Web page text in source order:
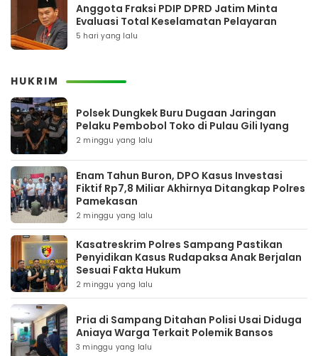
Anggota Fraksi PDIP DPRD Jatim Minta
Evaluasi Total Keselamatan Pelayaran
5 hari yang lalu
HUKRIM
Polsek Dungkek Buru Dugaan Jaringan
Pelaku Pembobol Toko di Pulau Gili Iyang
2 minggu yang lalu
Enam Tahun Buron, DPO Kasus Investasi
Fiktif Rp7,8 Miliar Akhirnya Ditangkap Polres
Pamekasan
2 minggu yang lalu
Kasatreskrim Polres Sampang Pastikan
Penyidikan Kasus Rudapaksa Anak Berjalan
Sesuai Fakta Hukum
2 minggu yang lalu
Pria di Sampang Ditahan Polisi Usai Diduga
Aniaya Warga Terkait Polemik Bansos
3 minggu yang lalu